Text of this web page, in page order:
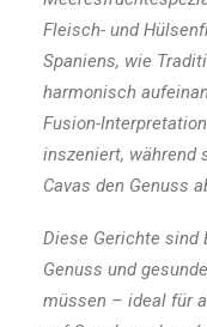
Fleisch- und
Spaniens, wie
harmonisch
Fusion-
inszeniert, während
Cavas den Genuss
Diese Gerichte sind
Genuss und
müssen – ideal für